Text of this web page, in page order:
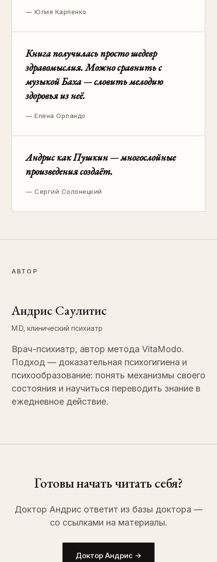
—Юлия Карпенко
Книга получилась просто шедевр
здравомыслия. Можно сравнить с
музыкой Баха — словить мелодию
здоровья из неё.
—Елена Орландо
Андрис как Пушкин — многослойные
произведения создаёт.
—Сергий Солонецкий
АВТОР
Андрис Саулитис
M.D, клинический психиатр
Врач-психиатр, автор метода VitaModo.
Подход — доказательная психогигиена и
психообразование: понять механизмы своего
состояния и научиться переводить знание в
ежедневное действие.
Готовы начать читать себя?
Доктор Андрис ответит из базы доктора —
со ссылками на материалы.
Доктор Андрис →